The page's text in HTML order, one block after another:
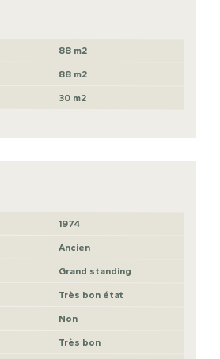
88 m2
88 m2
30 m2
1974
Ancien
Grand standing
Très bon état
Non
Très bon